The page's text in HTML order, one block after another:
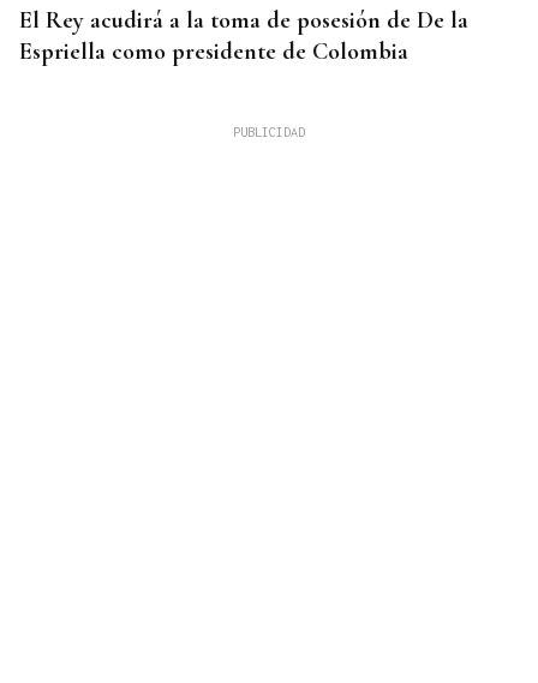
El Rey acudirá a la toma de posesión de De la
Espriella como presidente de Colombia